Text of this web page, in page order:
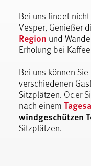
Bei uns findet
Vesper, Genießer
Region und
Erholung bei
Bei uns können
verschiedenen
Sitzplätzen. Oder
nach einem
windgeschützen
Sitzplätzen.